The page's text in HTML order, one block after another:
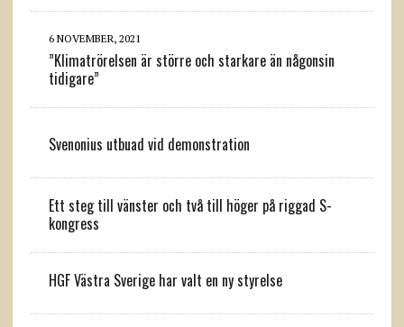
6 NOVEMBER, 2021
”Klimatrörelsen är större och starkare än någonsin
tidigare”
Svenonius utbuad vid demonstration
Ett steg till vänster och två till höger på riggad S-
kongress
HGF Västra Sverige har valt en ny styrelse